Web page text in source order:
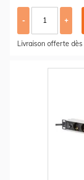
- +
Livraison offerte dès